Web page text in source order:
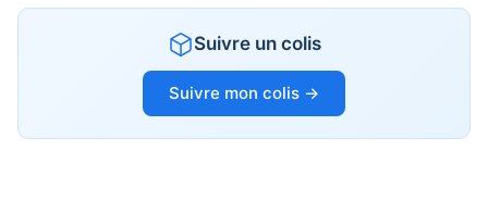
Suivre un colis
Suivre mon colis →